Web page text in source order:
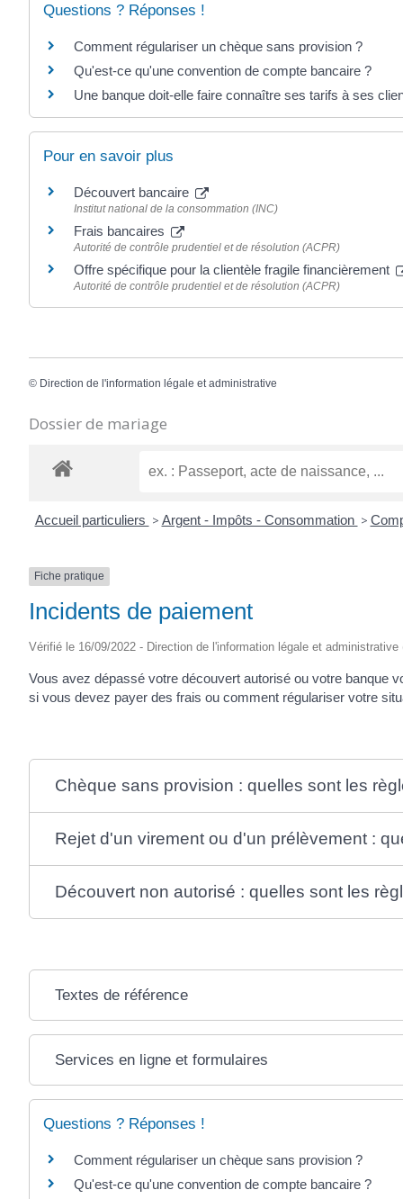
Questions ? Réponses !
Comment régulariser un chèque sans provision ?
Qu'est-ce qu'une convention de compte bancaire ?
Une banque doit-elle faire connaître ses tarifs à ses
Pour en savoir plus
Découvert bancaire
Institut national de la consommation (INC)
Frais bancaires
Autorité de contrôle prudentiel et de résolution (ACPR)
Offre spécifique pour la clientèle fragile financièrement
Autorité de contrôle prudentiel et de résolution (ACPR)
© Direction de l'information légale et administrative
Dossier de mariage
Accueil particuliers > Argent - Impôts - Consommation >
Fiche pratique
Incidents de paiement
Vérifié le 16/09/2022 - Direction de l'information légale et administrative
Vous avez dépassé votre découvert autorisé ou votre banque
si vous devez payer des frais ou comment régulariser votre
Chèque sans provision : quelles sont les
Rejet d'un virement ou d'un prélèvement :
Découvert non autorisé : quelles sont les
Textes de référence
Services en ligne et formulaires
Questions ? Réponses !
Comment régulariser un chèque sans provision ?
Qu'est-ce qu'une convention de compte bancaire ?